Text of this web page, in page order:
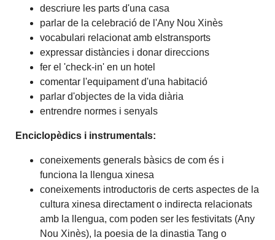
descriure les parts d'una casa
parlar de la celebració de l'Any Nou Xinès
vocabulari relacionat amb elstransports
expressar distàncies i donar direccions
fer el 'check-in' en un hotel
comentar l'equipament d'una habitació
parlar d'objectes de la vida diària
entrendre normes i senyals
Enciclopèdics i instrumentals:
coneixements generals bàsics de com és i
funciona la llengua xinesa
coneixements introductoris de certs aspectes de la
cultura xinesa directament o indirecta relacionats
amb la llengua, com poden ser les festivitats (Any
Nou Xinès), la poesia de la dinastia Tang o